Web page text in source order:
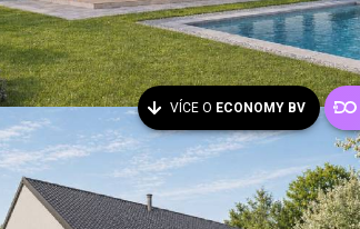
VÍCE O ECONOMY BV